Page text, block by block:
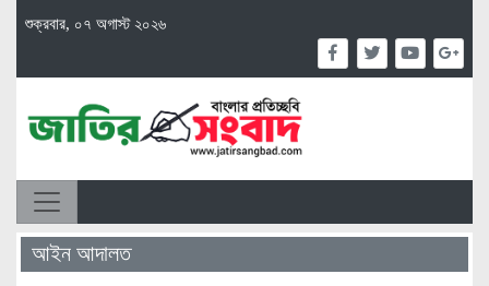
শুক্রবার, ০৭ অগাস্ট ২০২৬
আইন আদালত